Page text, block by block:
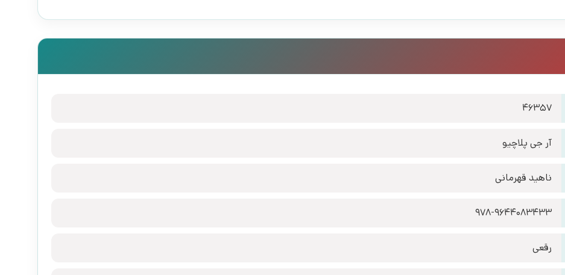
46357
آر جی پلاچیو
ناهید قهرمانی
978-9644083433
رقعی